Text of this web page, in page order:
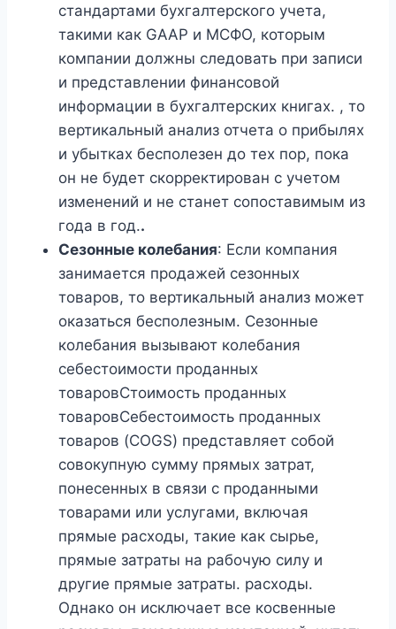
стандартами бухгалтерского учета,
такими как GAAP и МСФО, которым
компании должны следовать при записи
и представлении финансовой
информации в бухгалтерских книгах. , то
вертикальный анализ отчета о прибылях
и убытках бесполезен до тех пор, пока
он не будет скорректирован с учетом
изменений и не станет сопоставимым из
года в год..
Сезонные колебания: Если компания
занимается продажей сезонных
товаров, то вертикальный анализ может
оказаться бесполезным. Сезонные
колебания вызывают колебания
себестоимости проданных
товаровСтоимость проданных
товаровСебестоимость проданных
товаров (COGS) представляет собой
совокупную сумму прямых затрат,
понесенных в связи с проданными
товарами или услугами, включая
прямые расходы, такие как сырье,
прямые затраты на рабочую силу и
другие прямые затраты. расходы.
Однако он исключает все косвенные